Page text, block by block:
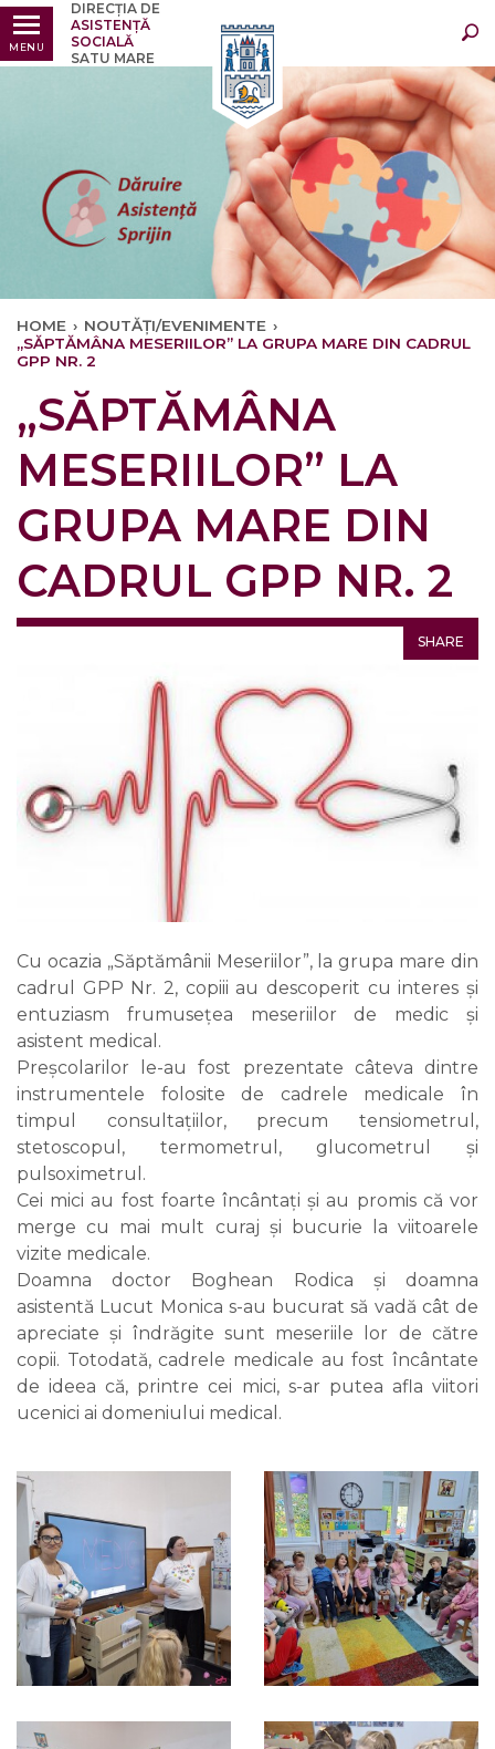
MENU
DIRECȚIA DE
ASISTENȚĂ
SOCIALĂ
SATU MARE
Ultimele
HOME › NOUTĂȚI/EVENIMENTE ›
„SĂPTĂMÂNA MESERIILOR” LA GRUPA MARE DIN CADRUL
GPP NR. 2
„SĂPTĂMÂNA
MESERIILOR” LA
GRUPA MARE DIN
CADRUL GPP NR. 2
SHARE
Cu ocazia „Săptămânii Meseriilor”, la grupa mare din
cadrul GPP Nr. 2, copiii au descoperit cu interes și
entuziasm frumusețea meseriilor de medic și
asistent medical.
Preșcolarilor le-au fost prezentate câteva dintre
instrumentele folosite de cadrele medicale în
timpul consultațiilor, precum tensiometrul,
stetoscopul, termometrul, glucometrul și
pulsoximetrul.
Cei mici au fost foarte încântați și au promis că vor
merge cu mai mult curaj și bucurie la viitoarele
vizite medicale.
Doamna doctor Boghean Rodica și doamna
asistentă Lucut Monica s-au bucurat să vadă cât de
apreciate și îndrăgite sunt meseriile lor de către
copii. Totodată, cadrele medicale au fost încântate
de ideea că, printre cei mici, s-ar putea afla viitori
ucenici ai domeniului medical.